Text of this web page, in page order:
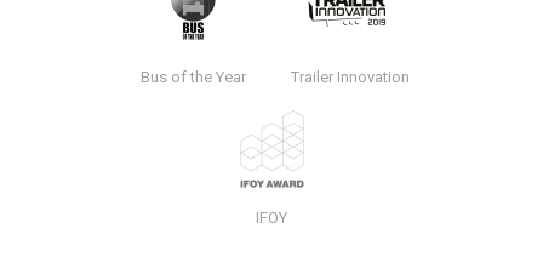
Bus of the Year Trailer Innovation
IFOY